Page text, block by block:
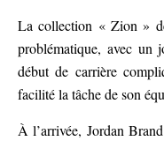
La collection « Zion »
problématique, avec
début de carrière
facilité la tâche de son
À l’arrivée, Jordan